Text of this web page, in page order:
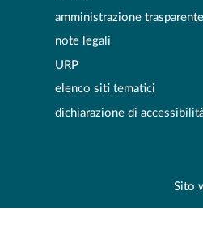
amministrazione trasparente
note legali
URP
elenco siti tematici
dichiarazione di
Sito